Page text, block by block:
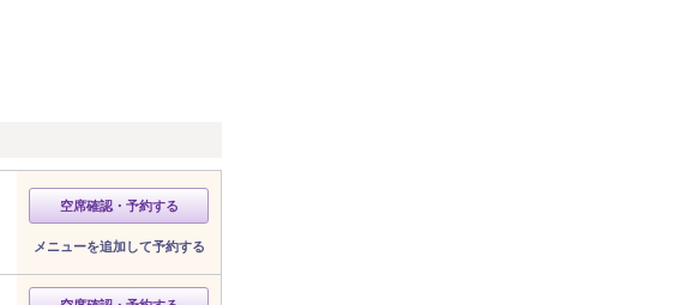
空席確認・予約する
メニューを追加して予約する